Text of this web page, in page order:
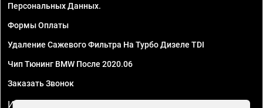
Персональных Данных.
Формы Оплаты
Удаление Сажевого Фильтра На Турбо Дизеле TDI
Чип Тюнинг BMW После 2020.06
Заказать Звонок
ИП Смирнов Георгий Павлович. ИНН 781302555843,